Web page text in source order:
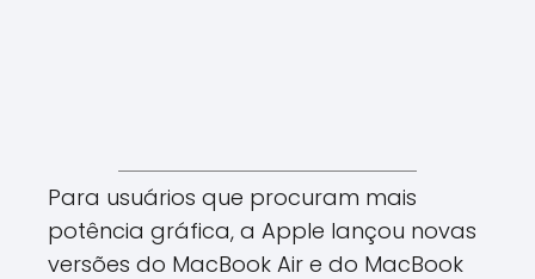
Para usuários que procuram mais
potência gráfica, a Apple lançou novas
versões do MacBook Air e do MacBook